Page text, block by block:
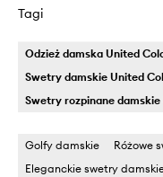
Tagi
Odzież damska United
Swetry damskie United
Swetry rozpinane
Golfy damskie Różowe
Eleganckie swetry